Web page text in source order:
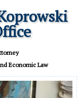
Economic Law